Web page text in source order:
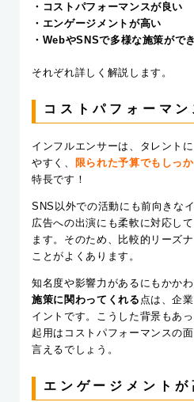
・コストパフォーマンスが良い
・エンゲージメントが高い
・WebやSNSで多様な施策がで
それぞれ詳しく解説します。
コストパフォーマン
インフルエンサーは、タレント
やすく、
限られた予算でもしっ
特長です！
SNS以外での活動にも前向きな
広告への出演にも柔軟に対応し
ます。そのため、比較的リーズ
ことがよくあります。
知名度や影響力があるにもかかわ
施策に関わってくれる 点は、企
イントです。こうした背景もあ
起用はコストパフォーマンスの
言えるでしょう。
エンゲージメントが